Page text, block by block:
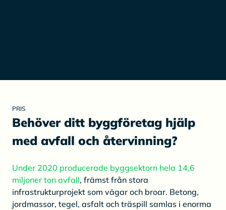
PRIS
Behöver ditt byggföretag hjälp
med avfall och återvinning?
Under 2020 producerade byggsektorn hela 14,6
miljoner ton avfall, främst från stora
infrastrukturprojekt som vägar och broar. Betong,
jordmassor, tegel, asfalt och träspill samlas i enorma